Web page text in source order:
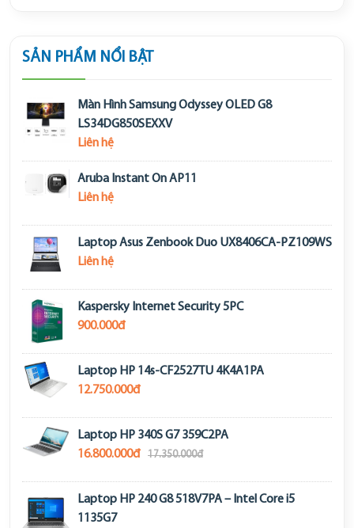
SẢN PHẨM NỔI BẬT
Màn Hình Samsung Odyssey OLED G8
LS34DG850SEXXV
Liên hệ
Aruba Instant On AP11
Liên hệ
Laptop Asus Zenbook Duo UX8406CA-PZ109WS
Liên hệ
Kaspersky Internet Security 5PC
900.000đ
Laptop HP 14s-CF2527TU 4K4A1PA
12.750.000đ
Laptop HP 340S G7 359C2PA
16.800.000đ
17.350.000đ
Laptop HP 240 G8 518V7PA – Intel Core i5
1135G7